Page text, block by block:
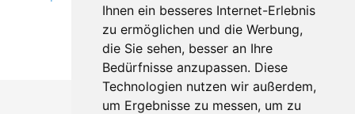
Ihnen ein besseres Internet-Erlebnis
zu ermöglichen und die Werbung,
die Sie sehen, besser an Ihre
Bedürfnisse anzupassen. Diese
Technologien nutzen wir außerdem,
um Ergebnisse zu messen, um zu
Google+
Makis© Copyright 2026